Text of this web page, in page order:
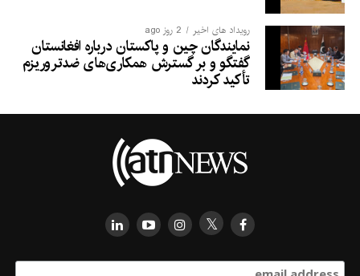
رویداد های اخیر 2 روز ago
نمایندگان چین و پاکستان درباره افغانستان
گفتگو و بر گسترش همکاری‌های ضدتروریزم
تأکید کردند